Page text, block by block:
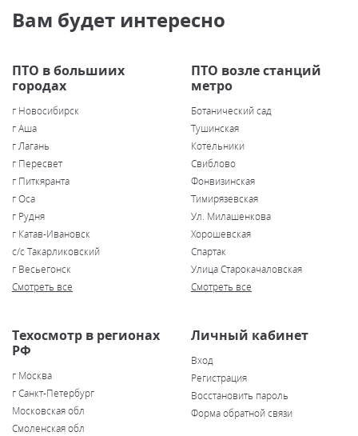
Вам будет интересно
ПТО в большиих
городах
г Новосибирск
г Аша
г Лагань
г Пересвет
г Питкяранта
г Оса
г Рудня
г Катав-Ивановск
с/с Такарликовский
г Весьегонск
Смотреть все
ПТО возле станций
метро
Ботанический сад
Тушинская
Котельники
Свиблово
Фонвизинская
Тимирязевская
Ул. Милашенкова
Хорошевская
Спартак
Улица Старокачаловская
Смотреть все
Техосмотр в регионах
РФ
г Москва
г Санкт-Петербург
Московская обл
Смоленская обл
Личный кабинет
Вход
Регистрация
Восстановить пароль
Форма обратной связи